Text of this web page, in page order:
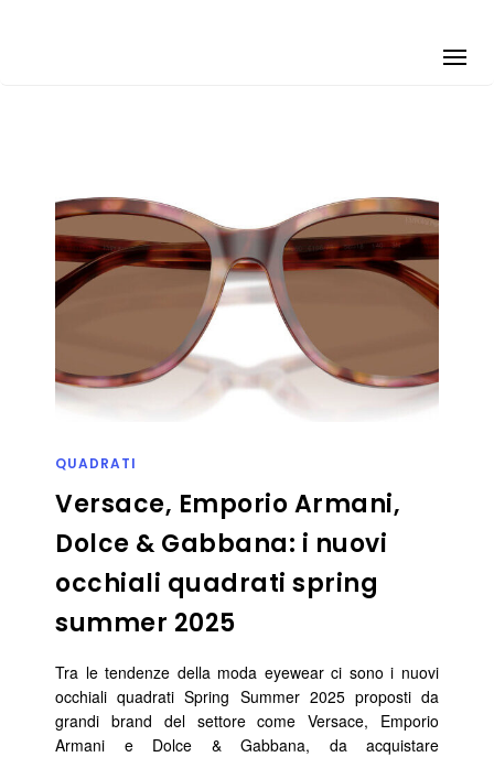
QUADRATI
Versace, Emporio Armani,
Dolce & Gabbana: i nuovi
occhiali quadrati spring
summer 2025
Tra le tendenze della moda eyewear ci sono i nuovi
occhiali quadrati Spring Summer 2025 proposti da
grandi brand del settore come Versace, Emporio
Armani e Dolce & Gabbana, da acquistare